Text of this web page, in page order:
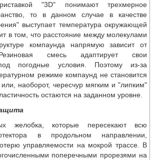
"3D" понимают трехмерное
то в данном случае в качестве
выступает температура окружающей
в том, что расстояние между молекулами
компаунда напрямую зависит от
смесь адаптирует свои
под погодные условия. Поэтому из-за
режиме компаунд не становится
наоборот, чересчур мягким и "липким"
остаются на заданном уровне.
желобка, которые пересекают всю
в продольном направлении,
управляемости на мокрой трассе. В
поперечными прорезями на